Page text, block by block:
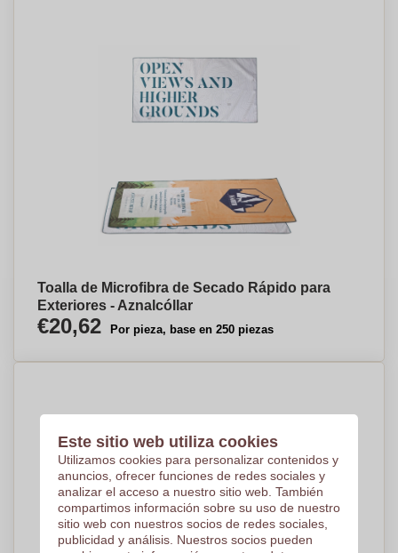
Toalla de Microfibra de Secado Rápido para
Exteriores - Aznalcóllar
€20,62 Por pieza, base en 250 piezas
Este sitio web utiliza cookies
Utilizamos cookies para personalizar contenidos y
anuncios, ofrecer funciones de redes sociales y
analizar el acceso a nuestro sitio web. También
compartimos información sobre su uso de nuestro
sitio web con nuestros socios de redes sociales,
publicidad y análisis. Nuestros socios pueden